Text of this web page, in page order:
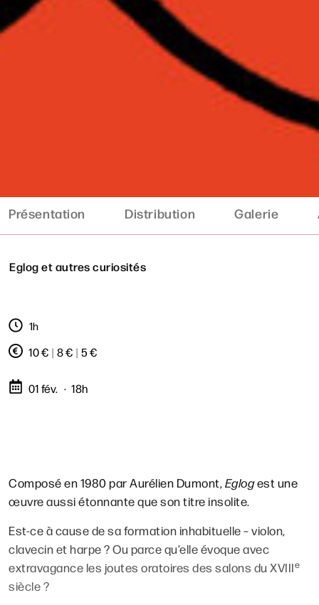
Présentation Distribution Galerie
Eglog et autres curiosités
1h
10 € | 8 € | 5 €
01 fév. 18h
Composé en 1980 par Aurélien Dumont, Eglogest une
œuvre aussi étonnante que son titre insolite.
Est-ce à cause de sa formation inhabituelle – violon,
clavecin et harpe ? Ou parce qu’elle évoque avec
extravagance les joutes oratoires des salons du XVIIIe
siècle ?